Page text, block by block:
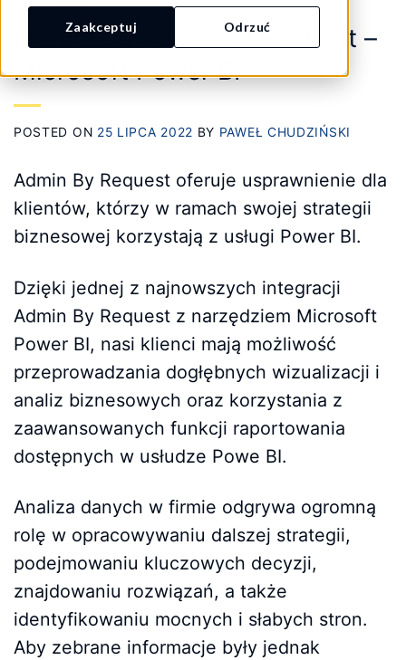
Zaakceptuj Odrzuć
INTEGRACJE
Integracje Admin By Request –
Microsoft Power BI
POSTED ON 25 LIPCA 2022 BY PAWEŁ CHUDZIŃSKI
Admin By Request oferuje usprawnienie dla
klientów, którzy w ramach swojej strategii
biznesowej korzystają z usługi Power BI.
Dzięki jednej z najnowszych integracji
Admin By Request z narzędziem Microsoft
Power BI, nasi klienci mają możliwość
przeprowadzania dogłębnych wizualizacji i
analiz biznesowych oraz korzystania z
zaawansowanych funkcji raportowania
dostępnych w usłudze Powe BI.
Analiza danych w firmie odgrywa ogromną
rolę w opracowywaniu dalszej strategii,
podejmowaniu kluczowych decyzji,
znajdowaniu rozwiązań, a także
identyfikowaniu mocnych i słabych stron.
Aby zebrane informacje były jednak